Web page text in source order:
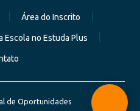
Área do Inscrito
Escola no Estuda Plus
de Oportunidades